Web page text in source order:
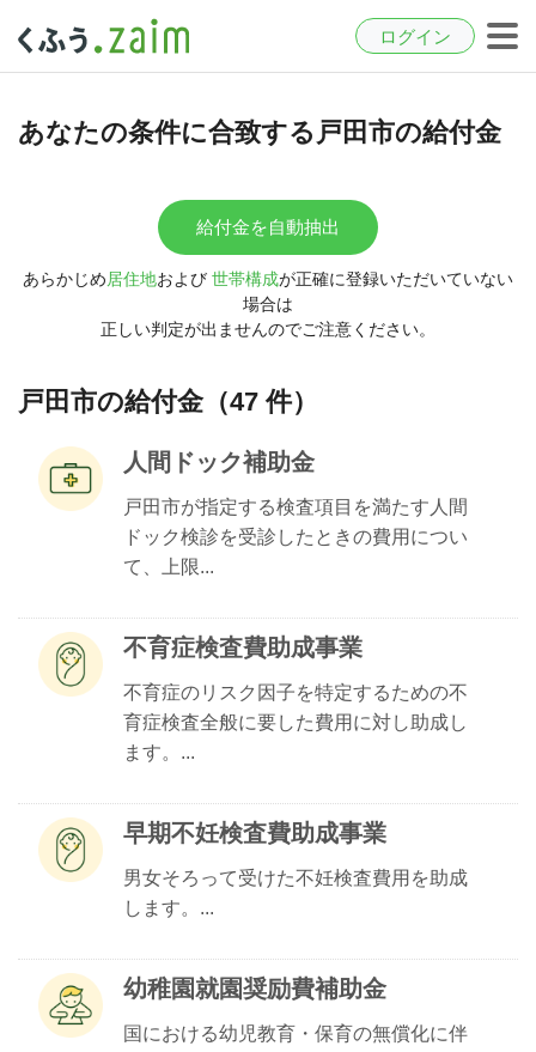
ログイン
あなたの条件に合致する戸田市の給付金
給付金を自動抽出
あらかじめ居住地および 世帯構成が正確に登録いただいていない
場合は
正しい判定が出ませんのでご注意ください。
戸田市の給付金（47 件）
人間ドック補助金
戸田市が指定する検査項目を満たす人間
ドック検診を受診したときの費用につい
て、上限...
不育症検査費助成事業
不育症のリスク因子を特定するための不
育症検査全般に要した費用に対し助成し
ます。...
早期不妊検査費助成事業
男女そろって受けた不妊検査費用を助成
します。...
幼稚園就園奨励費補助金
国における幼児教育・保育の無償化に伴